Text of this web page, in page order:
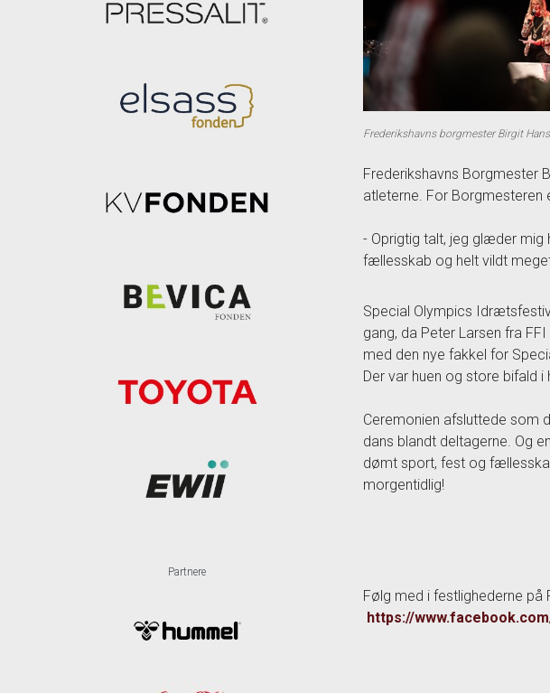
Partnere
Frederikshavns borgmester Birgit
Frederikshavns Borgmester
atleterne. For
- Oprigtig talt, jeg glæder
fællesskab og helt vildt
Special Olympics
gang, da Peter Larsen fra
med den nye fakkel for
Der var huen og store bifald i
Ceremonien afsluttede som
dans blandt deltagerne. Og
dømt sport, fest og
morgentidlig!
Følg med i festlighederne på
https://